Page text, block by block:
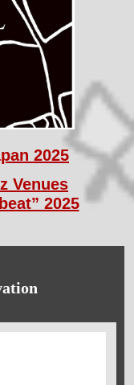
2025
Venues
2025